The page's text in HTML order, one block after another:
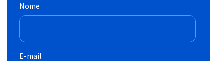
Nome
E-mail